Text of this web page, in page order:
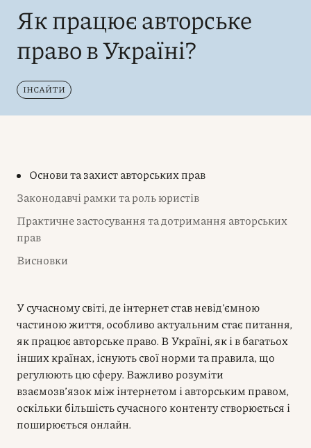
Як працює авторське
право в Україні?
ІНСАЙТИ
Основи та захист авторських прав
Законодавчі рамки та роль юристів
Практичне застосування та дотримання авторських
прав
Висновки
У сучасному світі, де інтернет став невід’ємною
частиною життя, особливо актуальним стає питання,
як працює авторське право. В Україні, як і в багатьох
інших країнах, існують свої норми та правила, що
регулюють цю сферу. Важливо розуміти
взаємозв’язок між інтернетом і авторським правом,
оскільки більшість сучасного контенту створюється і
поширюється онлайн.